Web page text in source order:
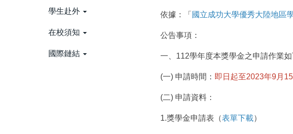
學生赴外
在校須知
國際鏈結
依據：「 國立成功大學優秀大陸地區
公告事項：
一、112學年度本獎學金之申請作業如
(一) 申請時間： 即日起至2023年9月
(二) 申請資料：
1.獎學金申請表（表單下載）